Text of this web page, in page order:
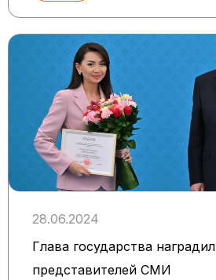
28.06.2024
Глава государства наградил
представителей СМИ